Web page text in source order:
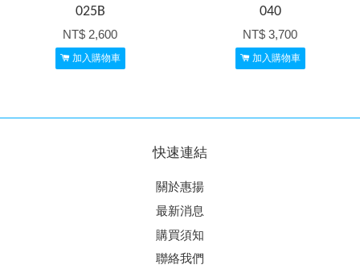
025B
NT$ 2,600
加入購物車
040
NT$ 3,700
加入購物車
快速連結
關於惠揚
最新消息
購買須知
聯絡我們